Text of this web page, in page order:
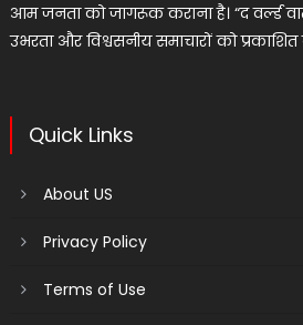
आम जनता को जागरूक कराना है। “द वर्ल्ड
उभरता और विश्वसनीय समाचारों को
Quick Links
About US
Privacy Policy
Terms of Use